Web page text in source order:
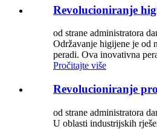
Revolucioniranje
od strane administratora
Održavanje higijene je od
peradi. Ova inovativna
Pročitajte više
Revolucioniranje
od strane administratora
U oblasti industrijskih